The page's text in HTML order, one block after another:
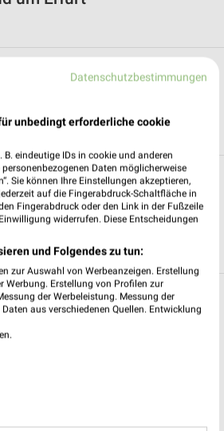
Datenschutzbestimmungen
unbedingt erforderliche cookie
eindeutige IDs in cookie und anderen
Daten möglicherweise
Sie können Ihre Einstellungen akzeptieren,
auf die Fingerabdruck-Schaltfläche in
Fingerabdruck oder den Link in der Fußzeile
widerrufen. Diese Entscheidungen
und Folgendes zu tun:
zur Auswahl von Werbeanzeigen. Erstellung
Werbung. Erstellung von Profilen zur
der Werbeleistung. Messung der
aus verschiedenen Quellen. Entwicklung